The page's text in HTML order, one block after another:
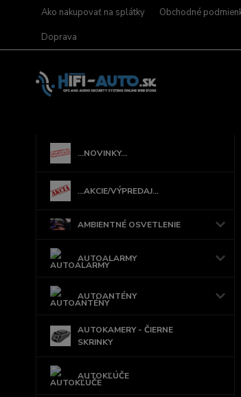
Ako nakupovať na splátky Obchodné
Doprava
...NOVINKY...
...AKCIE/VÝPREDAJ...
AMBIENTNÉ OSVETLENIE
AUTOALARMY
AUTOANTÉNY
AUTOKAMERY - ČIERNE
SKRINKY
AUTOKĽÚČE